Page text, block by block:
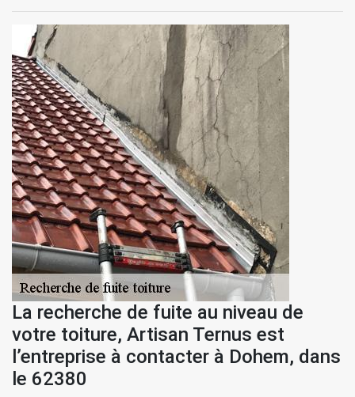
La recherche de fuite au niveau de
votre toiture, Artisan Ternus est
l’entreprise à contacter à Dohem, dans
le 62380